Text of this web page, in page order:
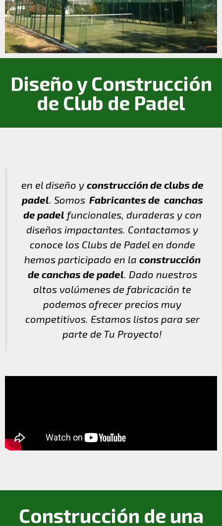
Diseño y Construcción
de Club de Padel
en el diseño y construcción de clubs de
padel. SomosFabricantes de canchas
de padel funcionales, duraderas y con
diseños impactantes. Contactamos y
conoce los Clubs de Padel en donde
hemos participado en la construcción
de canchas de padel. Dado nuestros
altos volúmenes de fabricación te
podemos ofrecer precios muy
competitivos. Estamos listos para ser
parte de Tu Proyecto!
Construcción de una